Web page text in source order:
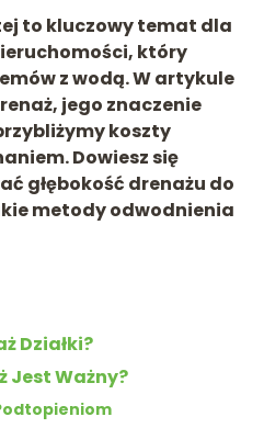
to kluczowy temat dla
który
z wodą. W artykule
jego znaczenie
koszty
Dowiesz się
głębokość drenażu do
metody odwodnienia
Działki?
Jest Ważny?